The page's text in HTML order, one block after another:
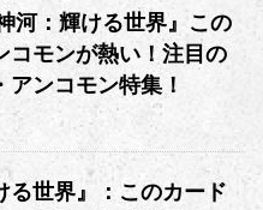
河：輝ける世界』この
コモンが熱い！注目の
アンコモン特集！
る世界』：このカード